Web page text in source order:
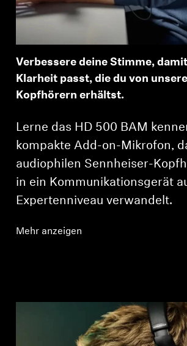
Verbessere deine Stimme,
Klarheit passt, die du von
Kopfhörern erhältst.
Lerne das HD 500 BAM
kompakte Add-on-Mikrofon,
audiophilen Sennheiser-
in ein Kommunikationsgerät
Expertenniveau verwandelt.
Mehr anzeigen